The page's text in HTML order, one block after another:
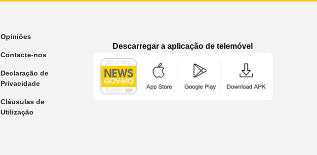
Opiniões
Contacte-nos
Declaração de
Privacidade
Cláusulas de
Utilização
Descarregar a aplicação de telemóvel